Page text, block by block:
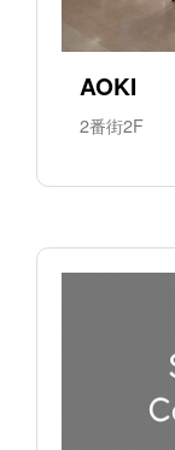
AOKI
2番街2F